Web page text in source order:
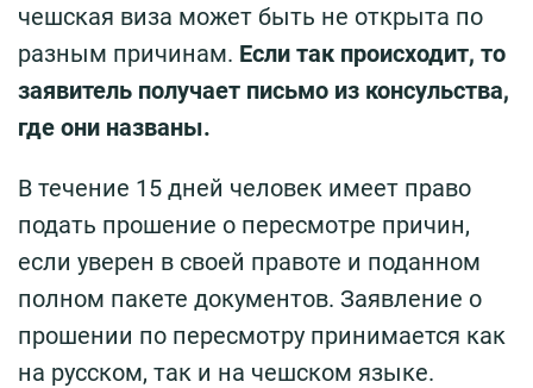
чешская виза может быть не открыта по
разным причинам. Если так происходит, то
заявитель получает письмо из консульства,
где они названы.
В течение 15 дней человек имеет право
подать прошение о пересмотре причин,
если уверен в своей правоте и поданном
полном пакете документов. Заявление о
прошении по пересмотру принимается как
на русском, так и на чешском языке.